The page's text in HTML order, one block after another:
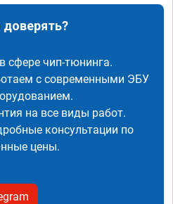
сфере чип-тюнинга.
с современными ЭБУ
на все виды работ.
консультации по
цены.